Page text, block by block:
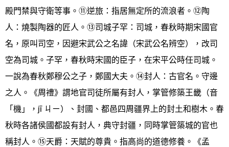
殿門禁與守衛等事。⑪逆旅：指居無定所的流浪者。⑫陶
人：燒製陶器的匠人。⑬司城子罕：司城，春秋時期宋國官
名，原叫司空，因避宋武公之名諱（宋武公名辨空），改司
空為司城。子罕，春秋時宋國的臣子，在宋平公時任司城。
一說為春秋鄭穆公之子，鄭國大夫。⑭封人：古官名。守邊
之人。《周禮》謂地官司徒所屬有封人，掌管修築王畿（音
「機」，jī ㄐㄧ）、封國、都邑四周疆界上的封土和樹木。春
秋時各諸侯國都設有封人，典守封疆，同時掌管築城的官也
稱封人。⑮天爵：天賦的尊貴。指高尚的道德修養。《孟